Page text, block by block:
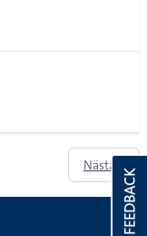
Nästa »
FEEDBACK